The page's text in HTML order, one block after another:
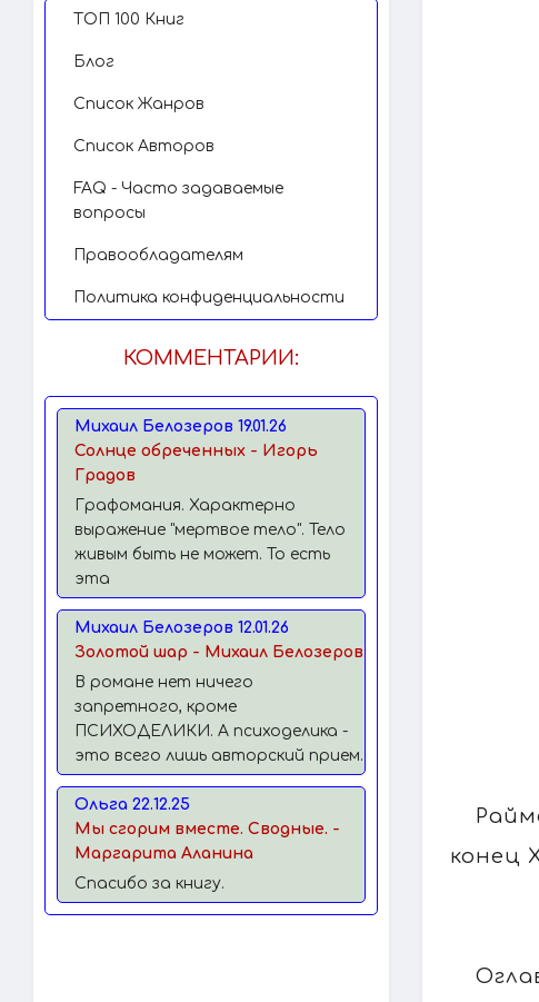
TОП 100 Книг
Блог
Список Жанров
Список Авторов
FAQ - Часто задаваемые
вопросы
Правообладателям
Политика конфиденциальности
КОММЕНТАРИИ:
Михаил Белозеров 19.01.26
Солнце обреченных - Игорь
Градов
Графомания. Характерно
выражение "мертвое тело". Тело
живым быть не может. То есть
эта
Михаил Белозеров 12.01.26
Золотой шар - Михаил Белозеров
В романе нет ничего
запретного, кроме
ПСИХОДЕЛИКИ. А психоделика -
это всего лишь авторский прием.
Ольга 22.12.25
Мы сгорим вместе. Сводные. -
Маргарита Аланина
Спасибо за книгу.
конец